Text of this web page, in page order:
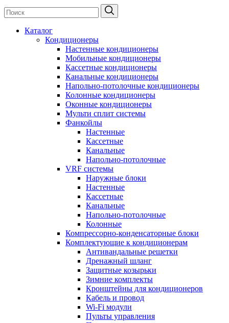
Каталог
Кондиционеры
Настенные кондиционеры
Мобильные кондиционеры
Кассетные кондиционеры
Канальные кондиционеры
Напольно-потолочные кондиционеры
Колонные кондиционеры
Оконные кондиционеры
Мульти сплит системы
Фанкойлы
Настенные
Кассетные
Канальные
Напольно-потолочные
VRF системы
Наружные блоки
Настенные
Кассетные
Канальные
Напольно-потолочные
Колонные
Компрессорно-конденсаторные блоки
Комплектующие к кондиционерам
Антивандальные решетки
Дренажный шланг
Защитные козырьки
Зимние комплекты
Кронштейны для кондиционеров
Кабель и провод
Wi-Fi модули
Пульты управления